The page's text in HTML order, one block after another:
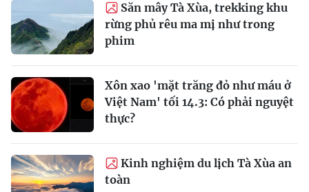
Săn mây Tà Xùa, trekking khu
rừng phủ rêu ma mị như trong
phim
Xôn xao 'mặt trăng đỏ như máu ở
Việt Nam' tối 14.3: Có phải nguyệt
thực?
Kinh nghiệm du lịch Tà Xùa an
toàn